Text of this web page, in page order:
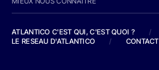
ATLANTICO C'EST QUI, C'EST QUOI ?
/
LE RESEAU D'ATLANTICO
/ CONTACT